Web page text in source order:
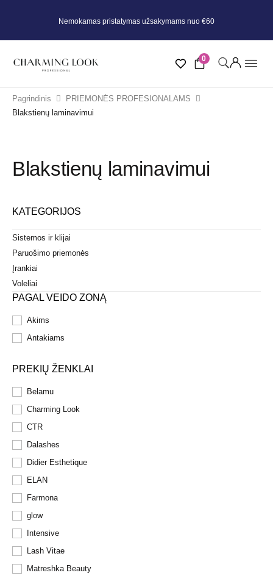
Nemokamas pristatymas užsakymams nuo €60
0
Pagrindinis
PRIEMONĖS PROFESIONALAMS
Blakstienų laminavimui
Blakstienų laminavimui
KATEGORIJOS
Sistemos ir klijai
Paruošimo priemonės
Įrankiai
Voleliai
PAGAL VEIDO ZONĄ
Akims
Antakiams
PREKIŲ ŽENKLAI
Belamu
Charming Look
CTR
Dalashes
Didier Esthetique
ELAN
Farmona
glow
Intensive
Lash Vitae
Matreshka Beauty